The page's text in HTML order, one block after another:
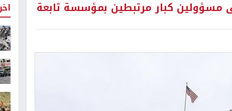
مسؤولين كبار مرتبطين بمؤسسة تابعة